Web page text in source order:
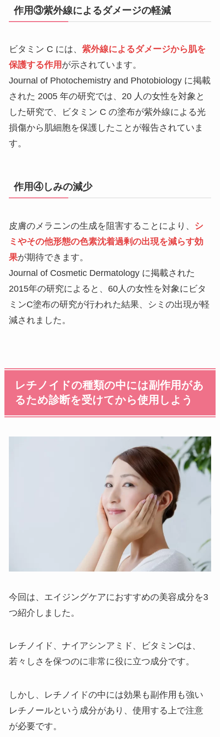
作用③紫外線によるダメージの軽減
ビタミン C には、 紫外線によるダメージから肌を
保護する作用 が示されています。
Journal of Photochemistry and Photobiology に掲載
された 2005 年の研究では、20 人の女性を対象と
した研究で、ビタミン C の塗布が紫外線による光
損傷から肌細胞を保護したことが報告されていま
す。
作用④しみの減少
皮膚のメラニンの生成を阻害することにより、
シ
ミやその他形態の色素沈着過剰の出現を減らす効
果が期待できます。
Journal of Cosmetic Dermatology に掲載された
2015年の研究によると、60人の女性を対象にビタ
ミンC塗布の研究が行われた結果、シミの出現が軽
減されました。
レチノイドの種類の中には副作用があ
るため診断を受けてから使用しよう
今回は、エイジングケアにおすすめの美容成分を3
つ紹介しました。
レチノイド、ナイアシンアミド、ビタミンCは、
若々しさを保つのに非常に役に立つ成分です。
しかし、レチノイドの中には効果も副作用も強い
レチノールという成分があり、使用する上で注意
が必要です。